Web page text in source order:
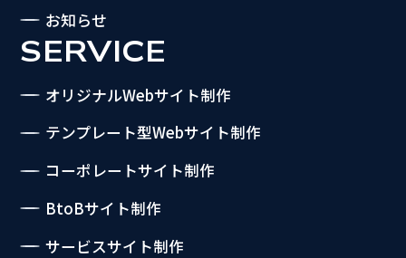
お知らせ
SERVICE
オリジナルWebサイト制作
テンプレート型Webサイト制作
コーポレートサイト制作
BtoBサイト制作
サービスサイト制作